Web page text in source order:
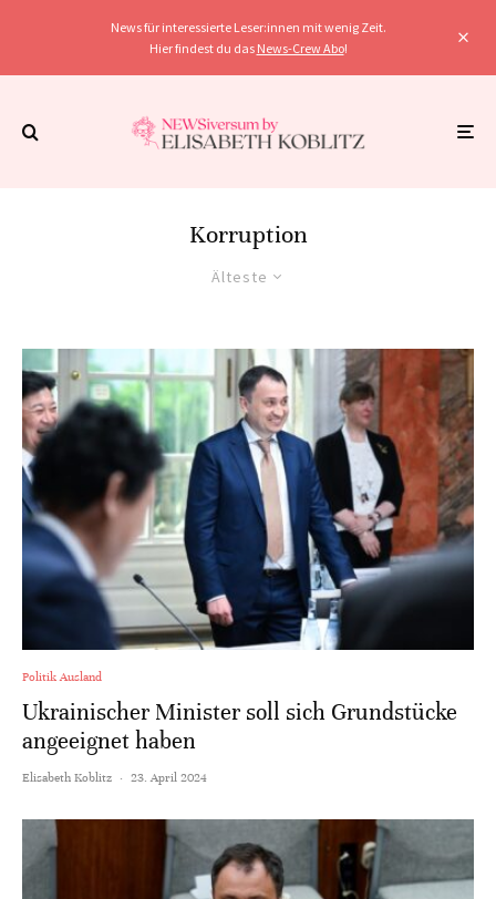
News für interessierte Leser:innen mit wenig Zeit.
Hier findest du das News-Crew Abo!
Korruption
Älteste
Politik Ausland
Ukrainischer Minister soll sich Grundstücke
angeeignet haben
Elisabeth Koblitz · 23. April 2024